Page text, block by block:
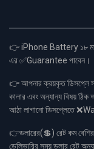
👉 iPhone Battery ১৮
এর ✅Guarantee পাবেন।
👉 আপনার ক্রয়কৃত ডিসপ্লে
কালার এবং অন্যান্য বিষয়
আঠা লাগানো ডিসপ্লেতে
👉ডলারের(💲) রেট কম
ডেলিভারির সময় ডলার রেট